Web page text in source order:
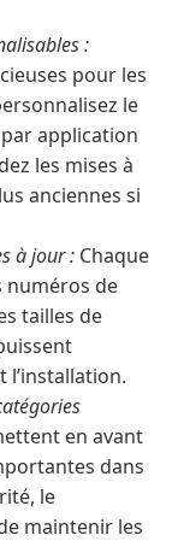
:
pour les
le
application
les mises à
anciennes si
à jour : Chaque
numéros de
tailles de
l’installation.
en avant
dans
le
maintenir les